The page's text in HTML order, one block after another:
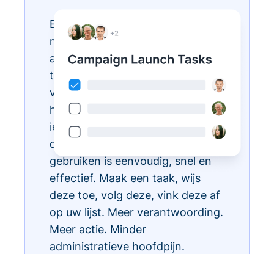
Eindeloze to-do-lijstjes? Doe ze –
met Donorbox Tasks. Nu kunt u
al uw dagelijkse administratieve
taken organiseren, prioriteren en
vereenvoudigen, allemaal binnen
het CRM-ecosysteem, zodat
iedereen in uw team weet wat te
doen en wanneer. Taken
gebruiken is eenvoudig, snel en
effectief. Maak een taak, wijs
deze toe, volg deze, vink deze af
op uw lijst. Meer verantwoording.
Meer actie. Minder
administratieve hoofdpijn.